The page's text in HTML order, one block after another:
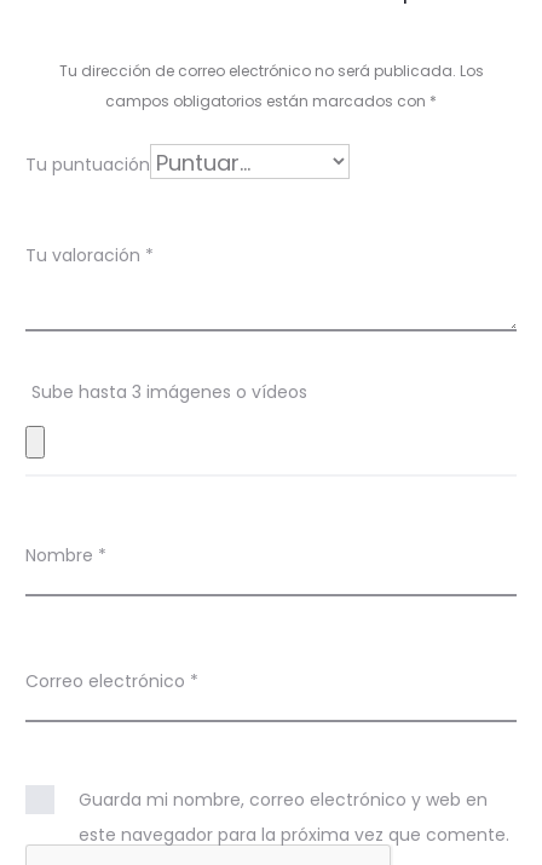
a
r
i
o
e
s
Tu dirección de correo electrónico no será publicada. Los
campos obligatorios están marcados con *
Tu puntuación
Tu valoración *
Sube hasta 3 imágenes o vídeos
Nombre *
Correo electrónico *
Guarda mi nombre, correo electrónico y web en
este navegador para la próxima vez que comente.